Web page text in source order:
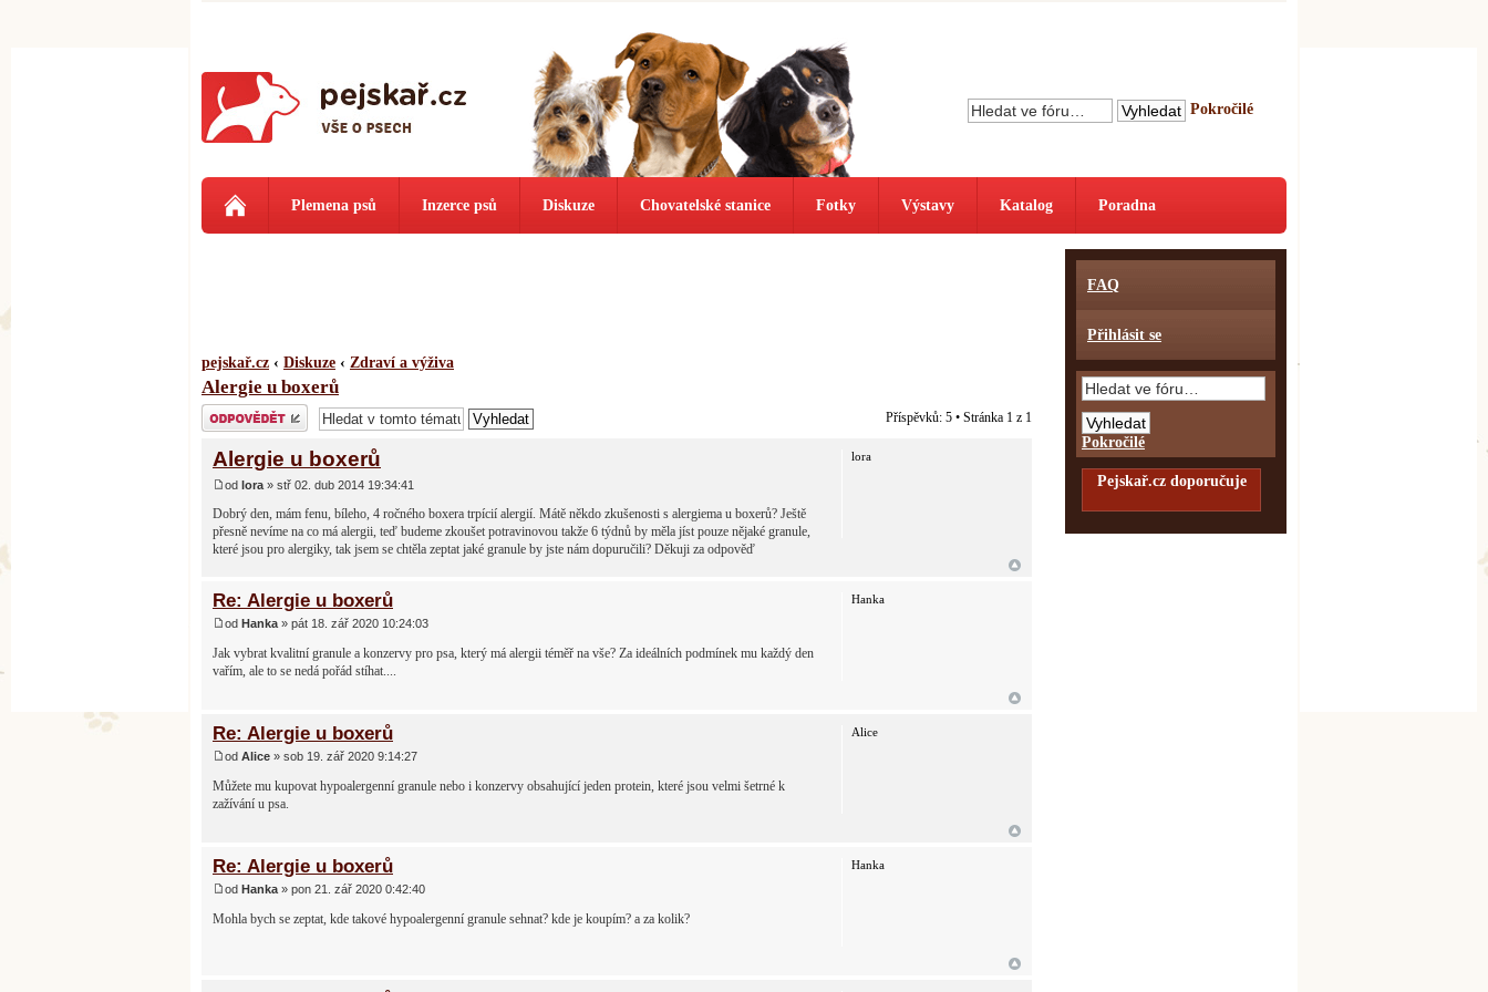
Pokročilé
Plemena psů Inzerce psů Diskuze Chovatelské stanice Fotky Výstavy Katalog Poradna
pejskař.cz ‹ Diskuze ‹ Zdraví a výživa
Alergie u boxerů
Odeslat odpověď Příspěvků: 5 • Stránka 1 z 1
Alergie u boxerů
od lora » stř 02. dub 2014 19:34:41
Dobrý den, mám fenu, bíleho, 4 ročného boxera trpícií alergií. Mátě někdo zkušenosti s alergiema u boxerů? Ještě
přesně nevíme na co má alergii, teď budeme zkoušet potravinovou takže 6 týdnů by měla jíst pouze nějaké granule,
které jsou pro alergiky, tak jsem se chtěla zeptat jaké granule by jste nám dopuručili? Děkuji za odpověď
lora
Re: Alergie u boxerů
od Hanka » pát 18. zář 2020 10:24:03
Jak vybrat kvalitní granule a konzervy pro psa, který má alergii téměř na vše? Za ideálních podmínek mu každý den
vařím, ale to se nedá pořád stíhat....
Hanka
Re: Alergie u boxerů
od Alice » sob 19. zář 2020 9:14:27
Můžete mu kupovat hypoalergenní granule nebo i konzervy obsahující jeden protein, které jsou velmi šetrné k
zažívání u psa.
Alice
Re: Alergie u boxerů
od Hanka » pon 21. zář 2020 0:42:40
Mohla bych se zeptat, kde takové hypoalergenní granule sehnat? kde je koupím? a za kolik?
Hanka
FAQ
Přihlásit se
Pokročilé
Pejskař.cz doporučuje